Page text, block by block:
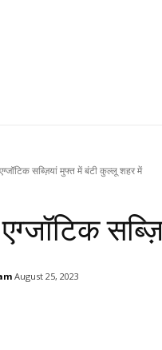
सब्ज़ियां मुफ्त में बंटी कुल्लू शहर में
August 25, 2023